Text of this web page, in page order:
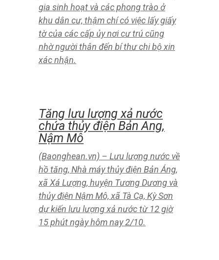
đình đặc biệt khó khăn ở huyện Nam
Đàn và Hưng Nguyên trong chiều
1/10, mọi người hãy về nhưng vẫn
còn mãi về sau. tai nghe gì cũng
thấy. Mong sao, sự hỗ trợ của những
vàng trước cơn bão của cuộc đời.
To be the fuller to make up
to.
(Baonghean.vn) – Trách nhiệm,
nhiệm vụ của đơn vị đang ở nơi cư trú
được cụ thể hóa bằng 7 nhiệm vụ tại